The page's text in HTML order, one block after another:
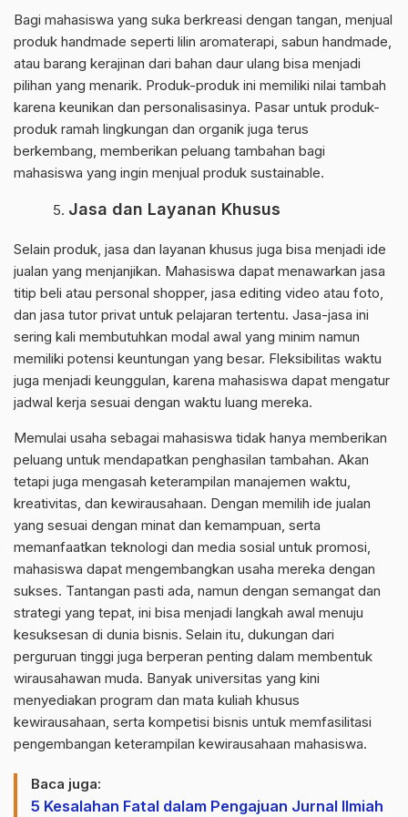
Bagi mahasiswa yang suka berkreasi dengan tangan, menjual
produk handmade seperti lilin aromaterapi, sabun handmade,
atau barang kerajinan dari bahan daur ulang bisa menjadi
pilihan yang menarik. Produk-produk ini memiliki nilai tambah
karena keunikan dan personalisasinya. Pasar untuk produk-
produk ramah lingkungan dan organik juga terus
berkembang, memberikan peluang tambahan bagi
mahasiswa yang ingin menjual produk sustainable.
Jasa dan Layanan Khusus
Selain produk, jasa dan layanan khusus juga bisa menjadi ide
jualan yang menjanjikan. Mahasiswa dapat menawarkan jasa
titip beli atau personal shopper, jasa editing video atau foto,
dan jasa tutor privat untuk pelajaran tertentu. Jasa-jasa ini
sering kali membutuhkan modal awal yang minim namun
memiliki potensi keuntungan yang besar. Fleksibilitas waktu
juga menjadi keunggulan, karena mahasiswa dapat mengatur
jadwal kerja sesuai dengan waktu luang mereka.
Memulai usaha sebagai mahasiswa tidak hanya memberikan
peluang untuk mendapatkan penghasilan tambahan. Akan
tetapi juga mengasah keterampilan manajemen waktu,
kreativitas, dan kewirausahaan. Dengan memilih ide jualan
yang sesuai dengan minat dan kemampuan, serta
memanfaatkan teknologi dan media sosial untuk promosi,
mahasiswa dapat mengembangkan usaha mereka dengan
sukses. Tantangan pasti ada, namun dengan semangat dan
strategi yang tepat, ini bisa menjadi langkah awal menuju
kesuksesan di dunia bisnis. Selain itu, dukungan dari
perguruan tinggi juga berperan penting dalam membentuk
wirausahawan muda. Banyak universitas yang kini
menyediakan program dan mata kuliah khusus
kewirausahaan, serta kompetisi bisnis untuk memfasilitasi
pengembangan keterampilan kewirausahaan mahasiswa.
Baca juga:
5 Kesalahan Fatal dalam Pengajuan Jurnal Ilmiah